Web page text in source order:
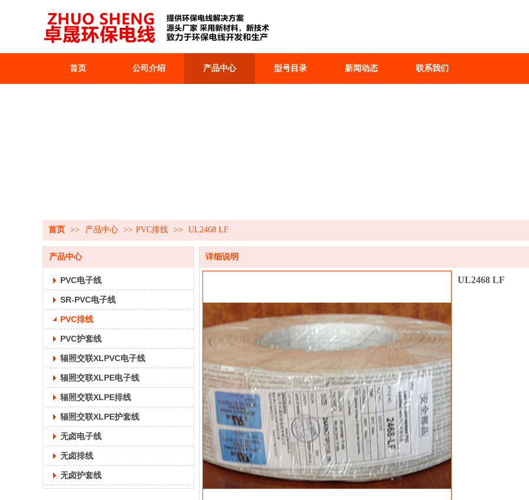
首页 公司介绍 产品中心 型号目录 新闻动态 联系我们
首页 >> 产品中心 >> PVC排线 >> UL2468 LF
产品中心
PVC电子线
SR-PVC电子线
PVC排线
PVC护套线
辐照交联XLPVC电子线
辐照交联XLPE电子线
辐照交联XLPE排线
辐照交联XLPE护套线
无卤电子线
无卤排线
无卤护套线
详细说明
UL2468 LF